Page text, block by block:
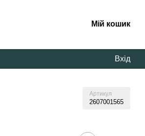
Мій кошик
Вхід
Артикул
2607001565